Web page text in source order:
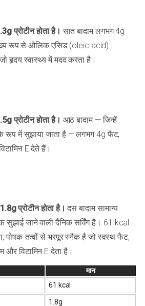
प्रोटीन होता है। सात बादाम लगभग 4g
रूप से ओलिक एसिड (oleic acid)
हृदय स्वास्थ्य में मदद करता है।
प्रोटीन होता है। आठ बादाम — जिन्हें
रूप में सुझाया जाता है — लगभग 4g फैट,
E देते हैं।
प्रोटीन होता है। दस बादाम सामान्य
जाने वाली दैनिक सर्विंग है। 61 kcal
पोषक-तत्वों से भरपूर स्नैक है जो स्वस्थ फैट,
और विटामिन E देता है।
मान
61 kcal
1.8g